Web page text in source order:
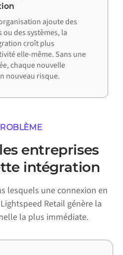
ajoute des
des systèmes, la
croît plus
elle-même. Sans une
chaque nouvelle
nouveau risque.
entreprises
intégration
lesquels une connexion en
Retail génère la
la plus immédiate.